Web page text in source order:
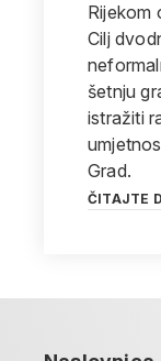
Rijekom
Cilj
šetnju
istražiti
Grad.
ČITAJTE